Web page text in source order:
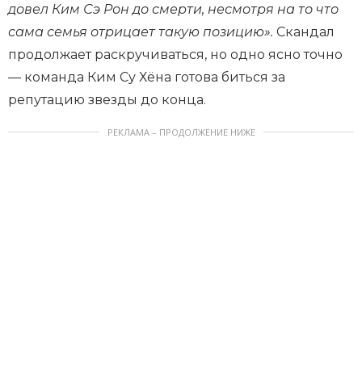
довел Ким Сэ Рон до смерти, несмотря на то что
сама семья отрицает такую позицию». Скандал
продолжает раскручиваться, но одно ясно точно
— команда Ким Су Хёна готова биться за
репутацию звезды до конца.
РЕКЛАМА – ПРОДОЛЖЕНИЕ НИЖЕ